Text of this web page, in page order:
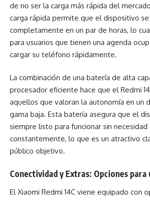
de no ser la carga más rápida del
carga rápida permite que el dispositivo se
completamente en un par de horas, lo
para usuarios que tienen una agenda
cargar su teléfono rápidamente.
La combinación de una batería de alta
procesador eficiente hace que el Redmi
aquellos que valoran la autonomía en un
gama baja. Esta batería asegura que el
siempre listo para funcionar sin
constantemente, lo que es un atractivo
público objetivo.
Conectividad y Extras: Opciones para
El Xiaomi Redmi 14C viene equipado con